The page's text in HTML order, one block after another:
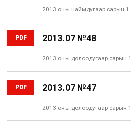
2013 оны наймдугаар сарын 1
PDF 2013.07 №48
2013 оны долоодугаар сарын 1
PDF 2013.07 №47
2013 оны долоодугаар сарын 1